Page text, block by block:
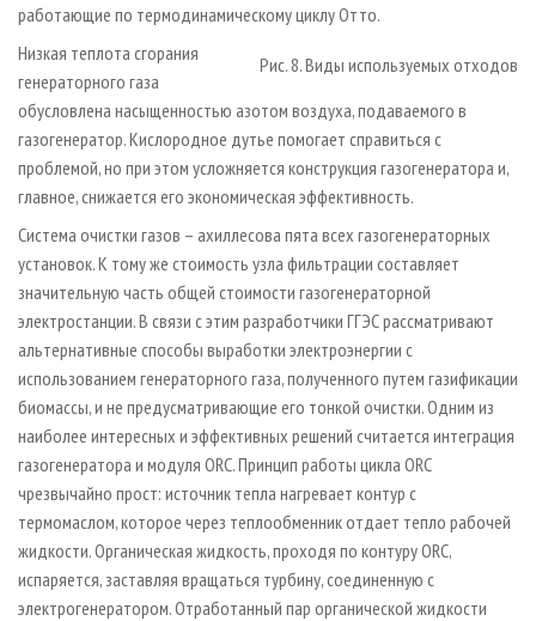
работающие по термодинамическому циклу Отто.
Рис. 8. Виды используемых отходов
Низкая теплота сгорания
генераторного газа
обусловлена насыщенностью азотом воздуха, подаваемого в
газогенератор. Кислородное дутье помогает справиться с
проблемой, но при этом усложняется конструкция газогенератора и,
главное, снижается его экономическая эффективность.
Система очистки газов – ахиллесова пята всех газогенераторных
установок. К тому же стоимость узла фильтрации составляет
значительную часть общей стоимости газогенераторной
электростанции. В связи с этим разработчики ГГЭС рассматривают
альтернативные способы выработки электроэнергии с
использованием генераторного газа, полученного путем газификации
биомассы, и не предусматривающие его тонкой очистки. Одним из
наиболее интересных и эффективных решений считается интеграция
газогенератора и модуля ORC. Принцип работы цикла ORC
чрезвычайно прост: источник тепла нагревает контур с
термомаслом, которое через теплообменник отдает тепло рабочей
жидкости. Органическая жидкость, проходя по контуру ORC,
испаряется, заставляя вращаться турбину, соединенную с
электрогенератором. Отработанный пар органической жидкости